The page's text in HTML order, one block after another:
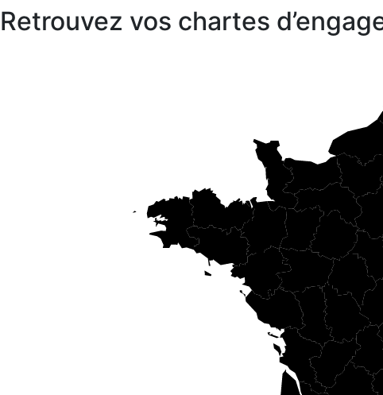
Retrouvez vos chartes